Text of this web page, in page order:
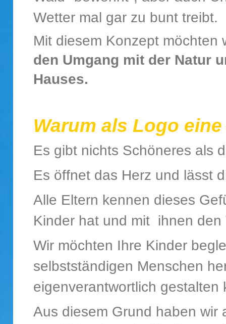
Wetter mal gar zu bunt treibt.
Mit diesem Konzept
den Umgang mit der Natur
Hauses.
Warum als Logo
Es gibt nichts Schöneres als
Es öffnet das Herz und lässt
Alle Eltern kennen dieses
Kinder hat und mit ihnen den
Wir möchten Ihre Kinder
selbstständigen Menschen
eigenverantwortlich gestalten
Aus diesem Grund haben wir